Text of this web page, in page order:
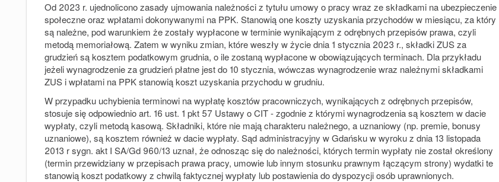
Od 2023 r. ujednolicono zasady ujmowania należności z tytułu umowy o pracy wraz ze składkami na ubezpieczenie
społeczne oraz wpłatami dokonywanymi na PPK. Stanowią one koszty uzyskania przychodów w miesiącu, za który
są należne, pod warunkiem że zostały wypłacone w terminie wynikającym z odrębnych przepisów prawa, czyli
metodą memoriałową. Zatem w wyniku zmian, które weszły w życie dnia 1 stycznia 2023 r., składki ZUS za
grudzień są kosztem podatkowym grudnia, o ile zostaną wypłacone w obowiązujących terminach. Dla przykładu
jeżeli wynagrodzenie za grudzień płatne jest do 10 stycznia, wówczas wynagrodzenie wraz należnymi składkami
ZUS i wpłatami na PPK stanowią koszt uzyskania przychodu w grudniu.
W przypadku uchybienia terminowi na wypłatę kosztów pracowniczych, wynikających z odrębnych przepisów,
stosuje się odpowiednio art. 16 ust. 1 pkt 57 Ustawy o CIT - zgodnie z którymi wynagrodzenia są kosztem w dacie
wypłaty, czyli metodą kasową. Składniki, które nie mają charakteru należnego, a uznaniowy (np. premie, bonusy
uznaniowe), są kosztem również w dacie wypłaty. Sąd administracyjny w Gdańsku w wyroku z dnia 13 listopada
2013 r sygn. akt I SA/Gd 960/13 uznał, że odnosząc się do należności, których termin wypłaty nie został określony
(termin przewidziany w przepisach prawa pracy, umowie lub innym stosunku prawnym łączącym strony) wydatki te
stanowią koszt podatkowy z chwilą faktycznej wypłaty lub postawienia do dyspozycji osób uprawnionych.